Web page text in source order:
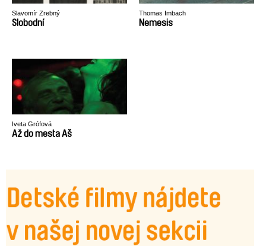
Slavomír Zrebný
Slobodní
Thomas Imbach
Nemesis
Iveta Grófová
Až do mesta Aš